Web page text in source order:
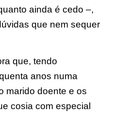
ainda é cedo –,
que nem sequer
que, tendo
anos numa
marido doente e os
cosia com especial